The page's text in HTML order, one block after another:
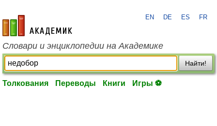
academic.ru
EN DE ES FR
Словари и энциклопедии на Академике
Найти!
Толкования Переводы Книги Игры ⚽